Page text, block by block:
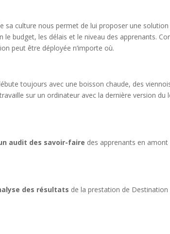
sa culture nous permet de lui proposer une
le budget, les délais et le niveau des apprenants.
peut être déployée n’importe où.
toujours avec une boisson chaude, des
sur un ordinateur avec la dernière version du
audit des savoir-faire des apprenants en
des résultats de la prestation de